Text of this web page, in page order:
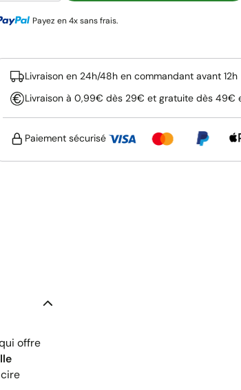
Payez en 4x sans frais.
Livraison en 24h/48h en commandant avant 12h
Livraison à 0,99€ dès 29€ et gratuite dès 49€
Paiement sécurisé
offre